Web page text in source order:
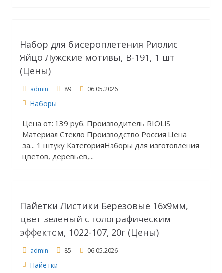
Набор для бисероплетения Риолис
Яйцо Лужские мотивы, В-191, 1 шт
(Цены)
admin 89 06.05.2026
Наборы
Цена от: 139 руб. Производитель RIOLIS
Материал Стекло Производство Россия Цена
за... 1 штуку КатегорияНаборы для изготовления
цветов, деревьев,...
Пайетки Листики Березовые 16х9мм,
цвет зеленый с голографическим
эффектом, 1022-107, 20г (Цены)
admin 85 06.05.2026
Пайетки